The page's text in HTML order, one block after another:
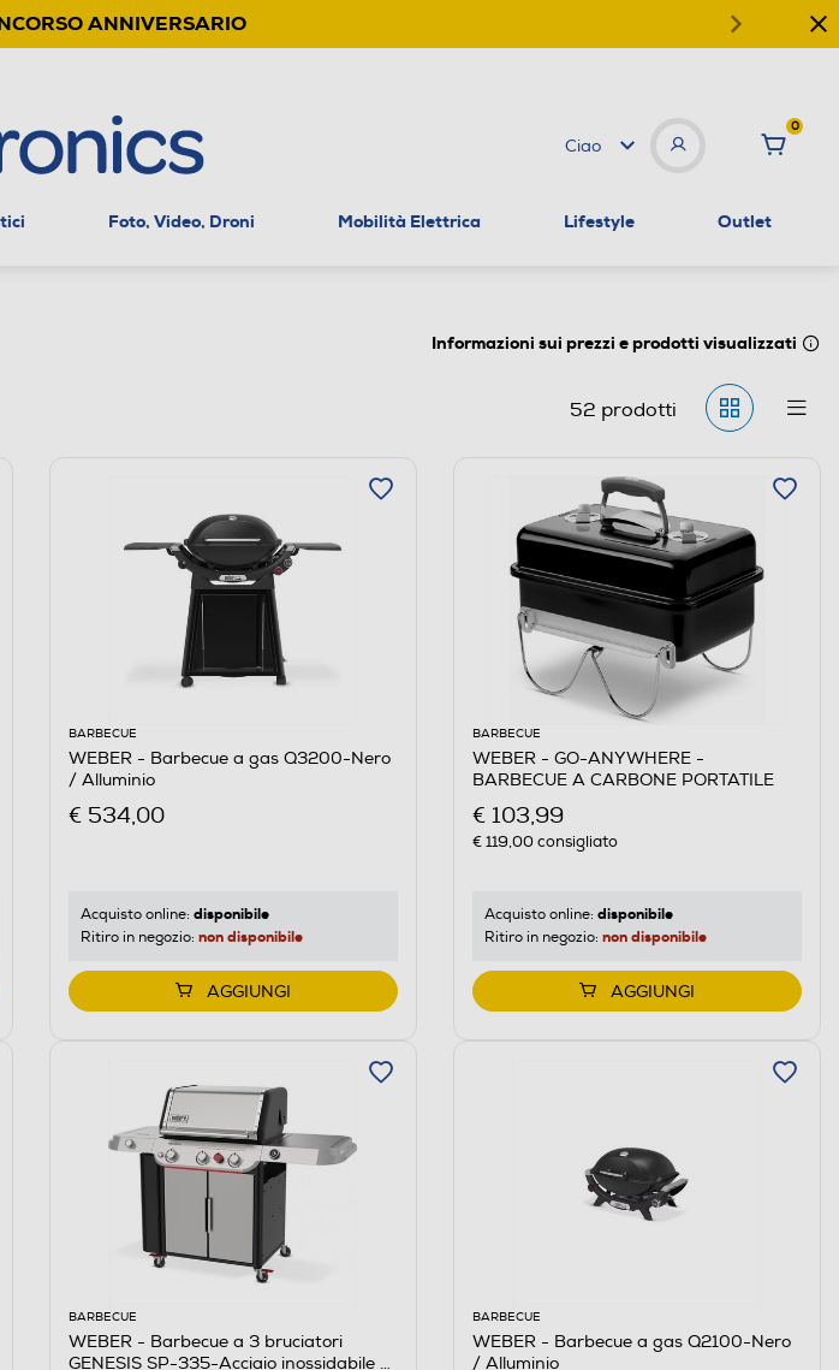
ANNIVERSARIO
Ciao
0
Foto, Video, Droni Mobilità Elettrica Lifestyle Outlet
Informazioni sui prezzi e prodotti visualizzati
52 prodotti
BARBECUE
WEBER - Barbecue a gas Q3200-Nero
/ Alluminio
€ 534,00
Acquisto online: disponibile
Ritiro in negozio: non disponibile
AGGIUNGI
BARBECUE
WEBER - GO-ANYWHERE -
BARBECUE A CARBONE PORTATILE
€ 103,99
€ 119,00consigliato
Acquisto online: disponibile
Ritiro in negozio: non disponibile
AGGIUNGI
BARBECUE
WEBER - Barbecue a 3 bruciatori
GENESIS SP-335-Acciaio inossidabile /
BARBECUE
WEBER - Barbecue a gas Q2100-Nero
/ Alluminio